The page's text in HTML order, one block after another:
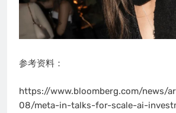
参考资料：
https://www.bloomberg.com/news/
08/meta-in-talks-for-scale-ai-